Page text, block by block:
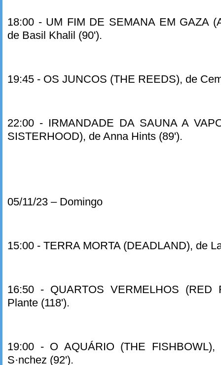
18:00 - UM FIM DE SEMANA EM GAZA
de Basil Khalil (90').
19:45 - OS JUNCOS (THE REEDS), de
22:00 - IRMANDADE DA SAUNA A
SISTERHOOD), de Anna Hints (89').
05/11/23 – Domingo
15:00 - TERRA MORTA (DEADLAND), de
16:50 - QUARTOS VERMELHOS (RED
Plante (118').
19:00 - O AQUÁRIO (THE FISHBOWL),
S·nchez (92').